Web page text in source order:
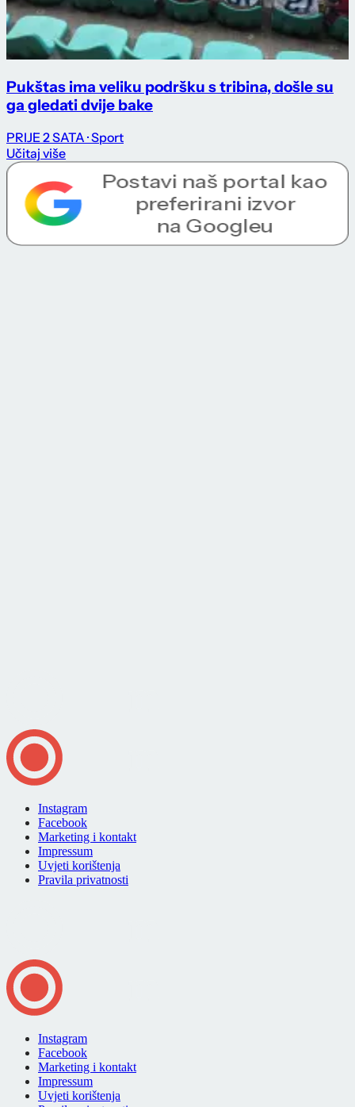
Pukštas ima veliku podršku s tribina, došle su
ga gledati dvije bake
PRIJE 2 SATA · Sport
Učitaj više
Instagram
Facebook
Marketing i kontakt
Impressum
Uvjeti korištenja
Pravila privatnosti
Instagram
Facebook
Marketing i kontakt
Impressum
Uvjeti korištenja